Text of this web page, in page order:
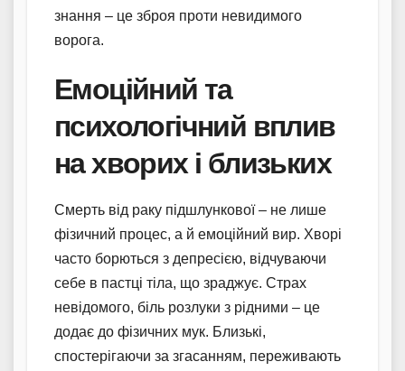
знання – це зброя проти невидимого
ворога.
Емоційний та
психологічний вплив
на хворих і близьких
Смерть від раку підшлункової – не лише
фізичний процес, а й емоційний вир. Хворі
часто борються з депресією, відчуваючи
себе в пастці тіла, що зраджує. Страх
невідомого, біль розлуки з рідними – це
додає до фізичних мук. Близькі,
спостерігаючи за згасанням, переживають